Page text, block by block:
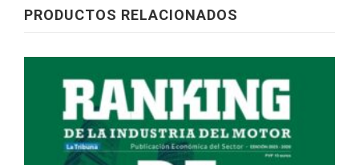
PRODUCTOS RELACIONADOS